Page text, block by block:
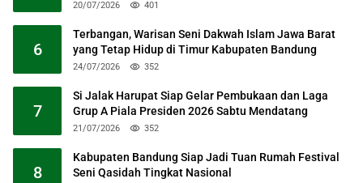
20/07/2026 401
6
Terbangan, Warisan Seni Dakwah Islam Jawa Barat
yang Tetap Hidup di Timur Kabupaten Bandung
24/07/2026 352
7
Si Jalak Harupat Siap Gelar Pembukaan dan Laga
Grup A Piala Presiden 2026 Sabtu Mendatang
21/07/2026 352
8
Kabupaten Bandung Siap Jadi Tuan Rumah Festival
Seni Qasidah Tingkat Nasional